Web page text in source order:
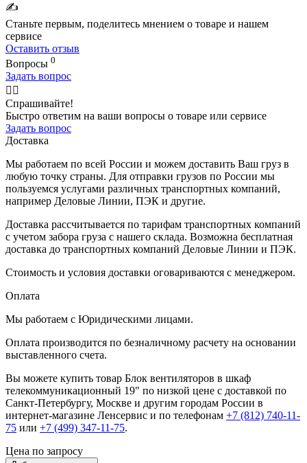
✍️
Станьте первым, поделитесь мнением о товаре и нашем
сервисе
Оставить отзыв
Вопросы 0
Задать вопрос
🙋‍♂️
Спрашивайте!
Быстро ответим на ваши вопросы о товаре или сервисе
Задать вопрос
Доставка
Мы работаем по всей России и можем доставить Ваш груз в
любую точку страны. Для отправки грузов по России мы
пользуемся услугами различных транспортных компаний,
например Деловые Линии, ПЭК и другие.
Доставка рассчитывается по тарифам транспортных компаний
с учетом забора груза с нашего склада. Возможна бесплатная
доставка до транспортных компаний Деловые Линии и ПЭК.
Стоимость и условия доставки оговариваются с менеджером.
Оплата
Мы работаем с Юридическими лицами.
Оплата производится по безналичному расчету на основании
выставленного счета.
Вы можете купить товар Блок вентиляторов в шкаф
телекоммуникационный 19" по низкой цене с доставкой по
Санкт-Петербургу, Москве и другим городам России в
интернет-магазине Ленсервис и по телефонам +7 (812) 740-11-
75 или +7 (499) 347-11-75.
Цена по запросу